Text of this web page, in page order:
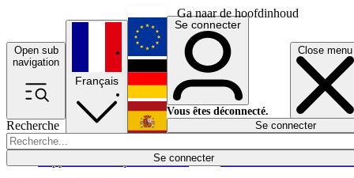
Ga naar de hoofdinhoud
Open sub
navigation
Close menu
Recherche
Se connecter
Économie
Français
English
Deutsch
Español
Se connecter
Vous êtes déconnecté.
Se connecter